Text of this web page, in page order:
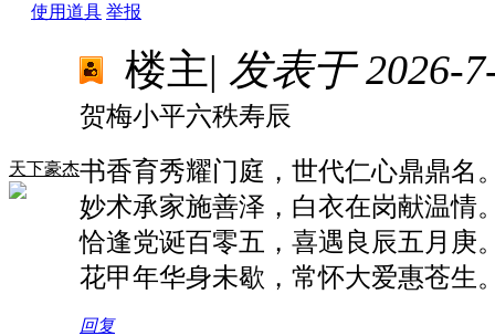
使用道具 举报
天下豪杰
楼主| 发表于 2026-
贺梅小平六秩寿辰
书香育秀耀门庭，世代仁心鼎鼎名
妙术承家施善泽，白衣在岗献温情
恰逢党诞百零五，喜遇良辰五月庚
花甲年华身未歇，常怀大爱惠苍生
回复